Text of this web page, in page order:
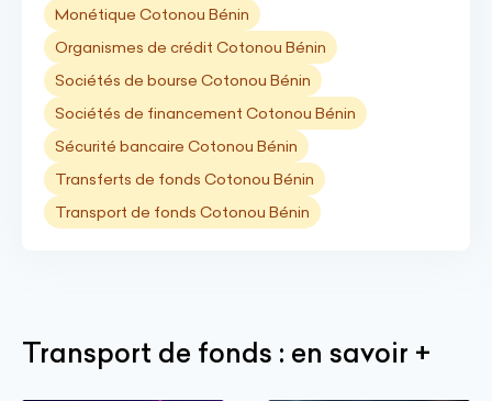
Monétique Cotonou Bénin
Organismes de crédit Cotonou Bénin
Sociétés de bourse Cotonou Bénin
Sociétés de financement Cotonou Bénin
Sécurité bancaire Cotonou Bénin
Transferts de fonds Cotonou Bénin
Transport de fonds Cotonou Bénin
Transport de fonds : en savoir +